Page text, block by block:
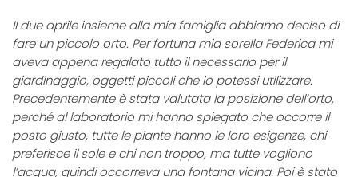
Il due aprile insieme alla mia famiglia abbiamo deciso di
fare un piccolo orto. Per fortuna mia sorella Federica mi
aveva appena regalato tutto il necessario per il
giardinaggio, oggetti piccoli che io potessi utilizzare.
Precedentemente è stata valutata la posizione dell’orto,
perché al laboratorio mi hanno spiegato che occorre il
posto giusto, tutte le piante hanno le loro esigenze, chi
preferisce il sole e chi non troppo, ma tutte vogliono
l’acqua, quindi occorreva una fontana vicina. Poi è stato